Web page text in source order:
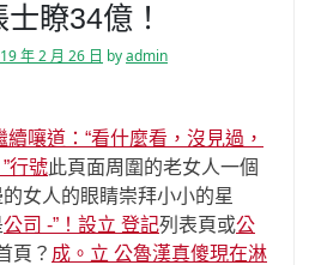
瞭34億！
年 2 月 26 日 byadmin
嚷道：“看什麼看，沒見過，
行號此頁面周圍的老女人一個
女人的眼睛崇拜小小的星
公司 -”！設立 登記列表頁或公
頁？ 成。立 公魯漢真傻現在淋